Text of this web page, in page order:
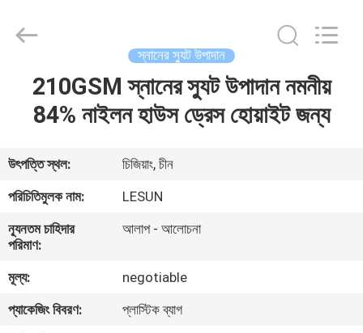
আমাদের
সম্পর্কে
কারখানা
ভ্রমণ
Technology
CO.,LTD.
Reserved.
স্নানের স্যুট উপাদান
210GSM স্নানের স্যুট উপাদান নমনীয়
84% নাইলন হাউস ড্রেস হোয়াইট জন্য
উৎপত্তি স্থল:
চিজিয়াং, চীন
পরিচিতিমুলক নাম:
LESUN
ন্যূনতম চাহিদার
পরিমাণ:
আলাপ - আলোচনা
মূল্য:
negotiable
প্যাকেজিং বিবরণ:
প্লাস্টিক ব্যাগ